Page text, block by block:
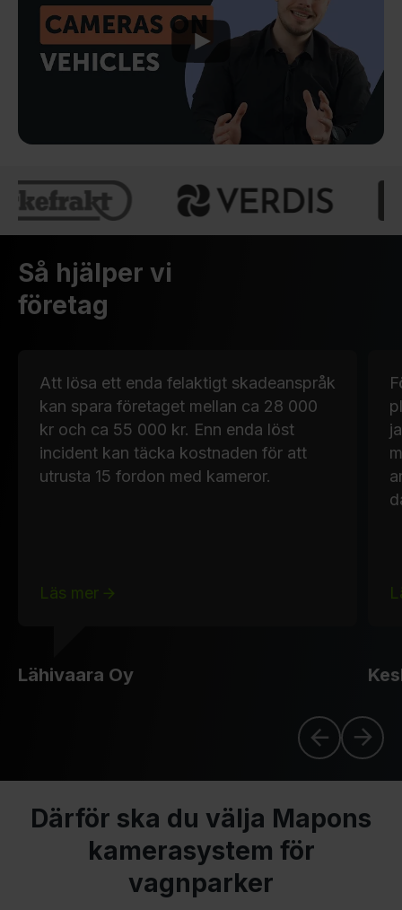
Play
Så hjälper vi
företag
Att lösa ett enda felaktigt skadeanspråk
kan spara företaget mellan ca 28 000
kr och ca 55 000 kr. Enn enda löst
incident kan täcka kostnaden för att
utrusta 15 fordon med kameror.
Läs mer
Lähivaara Oy
Därför ska du välja Mapons
kamerasystem för
vagnparker